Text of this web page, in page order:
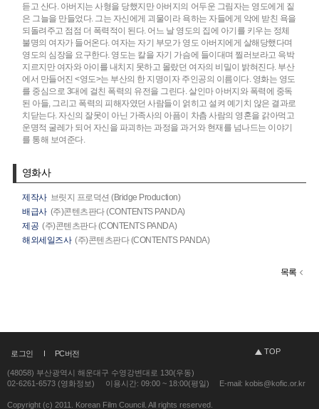
듣고 산다. 아버지는 사형을 당했지만 아버지의 어두운 그림자는 영도에게 짙
은 그늘을 만들었다. 그는 자신에게 괴물이라 욕하는 자들에게 악에 받친 욕을
되돌려주고 점점 더 폭력적이 된다. 어느 날 영도의 집에 아기를 키우는 정체
불명의 여자가 들어온다. 여자는 자기 부모가 영도 아버지에게 살해당했다며
영도의 심장을 요구한다. 영도는 칼을 자기 가슴에 들이대며 찔러보라고 윽박
지르지만 여자와 아이를 내치지 못하고 몰랐던 여자의 비밀이 밝혀진다. 부산
에서 만들어진 <영도>는 부산의 한 지명이자 주인공의 이름이다. 영화는 영도
를 중심으로 3대에 걸친 폭력의 유전을 그린다. 살인마 아버지와 폭력에 중독
된 아들, 그리고 폭력의 피해자였던 사람들이 얽히고 설켜 예기치 않은 결과로
치닫는다. 자신의 잘못이 아닌 가족사의 아픔이 차츰 사람의 영혼을 갉아먹고
운명적 굴레가 되어 자신을 파괴하는 과정을 과거와 현재를 넘나드는 이야기
를 통해 보여준다.
영화사
제작사 브릿지 프로덕션 (Bridge Production)
배급사 (주)콘텐츠판다 (CONTENTS PANDA)
제공 (주)콘텐츠판다 (CONTENTS PANDA)
해외세일즈사 (주)콘텐츠판다 (CONTENTS PANDA)
목록
로그인 PC버전 TOP
(48058) 부산광역시 해운대구 수영강변대로 130(우동)
02-6261-6573 (영화정보)
이용시간: 09:00 ~ 18:00(평일) E-mail: kobis@kofic.or.kr
Copyright (c) 2011. Korean Film Council. All rights reserved.